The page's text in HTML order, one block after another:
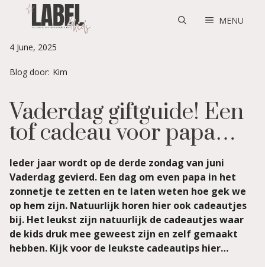
MENU
4 June, 2025
Blog door: Kim
Vaderdag giftguide! Een
tof cadeau voor papa…
Ieder jaar wordt op de derde zondag van juni
Vaderdag gevierd. Een dag om even papa in het
zonnetje te zetten en te laten weten hoe gek we
op hem zijn. Natuurlijk horen hier ook cadeautjes
bij. Het leukst zijn natuurlijk de cadeautjes waar
de kids druk mee geweest zijn en zelf gemaakt
hebben. Kijk voor de leukste cadeautips hier…